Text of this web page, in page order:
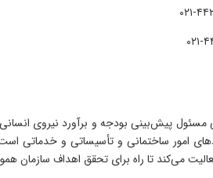
۰۲۱
مسئول پیش‌بینی بودجه و برآورد نیروی
امور ساختمانی و تأسیساتی و خدماتی
می‌کند تا راه برای تحقق اهداف سازمان